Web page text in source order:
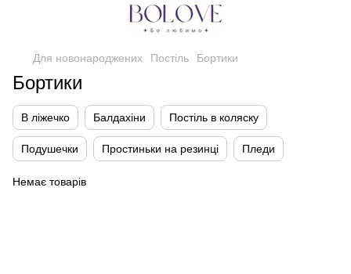
Для новонароджених Постіль Бортики
Бортики
В ліжечко Балдахіни Постіль в коляску
Подушечки Простиньки на резинці Пледи
Немає товарів